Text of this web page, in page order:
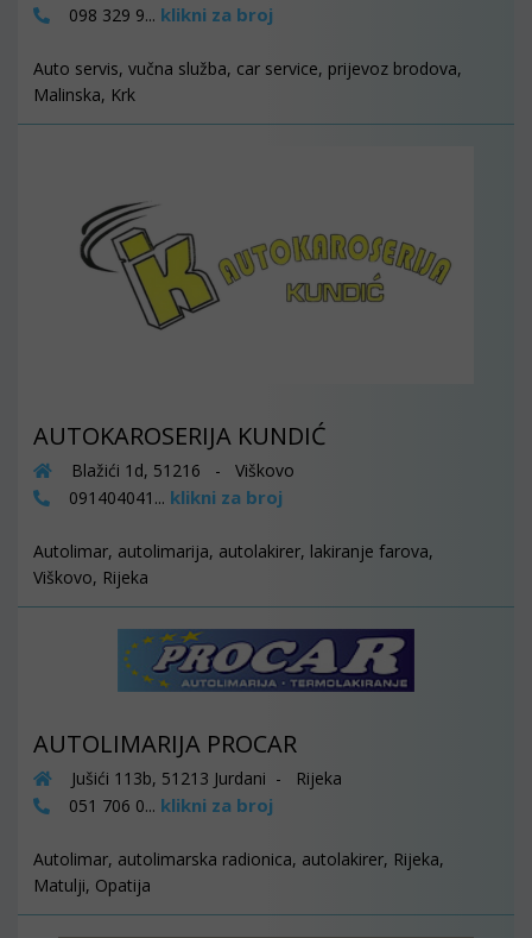
098 329 9... klikni za broj
Auto servis, vučna služba, car service, prijevoz brodova,
Malinska, Krk
AUTOKAROSERIJA KUNDIĆ
Blažići 1d, 51216 - Viškovo
091404041... klikni za broj
Autolimar, autolimarija, autolakirer, lakiranje farova,
Viškovo, Rijeka
AUTOLIMARIJA PROCAR
Jušići 113b, 51213 Jurdani - Rijeka
051 706 0... klikni za broj
Autolimar, autolimarska radionica, autolakirer, Rijeka,
Matulji, Opatija